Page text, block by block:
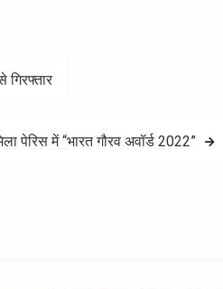
पेरिस में “भारत गौरव अवॉर्ड 2022”